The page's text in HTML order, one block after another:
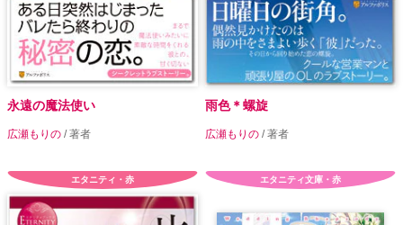
永遠の魔法使い
広瀬もりの / 著者
雨色＊螺旋
広瀬もりの / 著者
エタニティ・赤 エタニティ文庫・赤